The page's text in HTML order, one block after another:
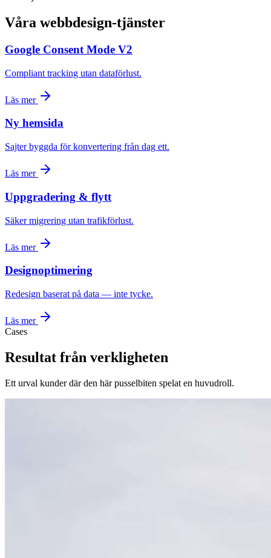
Våra webbdesign-tjänster
Google Consent Mode V2
Compliant tracking utan dataförlust.
Läs mer
Ny hemsida
Sajter byggda för konvertering från dag ett.
Läs mer
Uppgradering & flytt
Säker migrering utan trafikförlust.
Läs mer
Designoptimering
Redesign baserat på data — inte tycke.
Läs mer
Cases
Resultat från verkligheten
Ett urval kunder där den här pusselbiten spelat en huvudroll.